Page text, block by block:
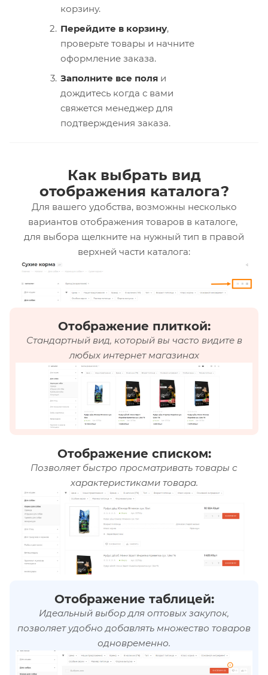
корзину.
Перейдите в корзину,
проверьте товары и начните
оформление заказа.
Заполните все поля и
дождитесь когда с вами
свяжется менеджер для
подтверждения заказа.
Как выбрать вид
отображения каталога?
Для вашего удобства, возможны несколько
вариантов отображения товаров в каталоге,
для выбора щелкните на нужный тип в правой
верхней части каталога:
Отображение плиткой:
Стандартный вид, который вы часто видите в
любых интернет магазинах
Отображение списком:
Позволяет быстро просматривать товары с
характеристиками товара.
Отображение таблицей:
Идеальный выбор для оптовых закупок,
позволяет удобно добавлять множество товаров
одновременно.